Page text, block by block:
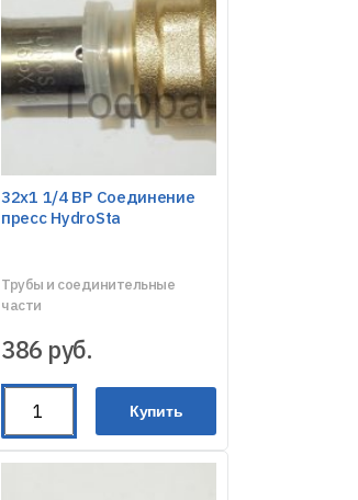
32х1 1/4 ВР Соединение
пресс HydroSta
Трубы и соединительные
части
386 руб.
Купить